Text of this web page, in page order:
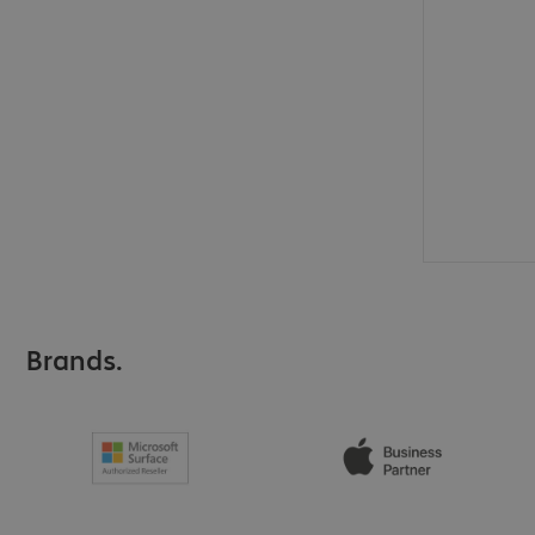
Brands.